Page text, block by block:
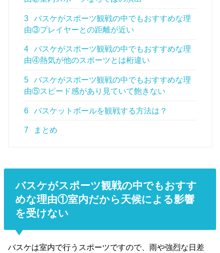
3
バスケがスポーツ観戦の中でもおすすめな理
由③プレイヤーとの距離が近い
4
バスケがスポーツ観戦の中でもおすすめな理
由④熱気が他のスポーツとは桁違い
5
バスケがスポーツ観戦の中でもおすすめな理
由⑤スピード感があり見ていて飽きない
6 バスケットボールを観戦する方法は？
7 まとめ
バスケがスポーツ観戦の中でもおすす
めな理由①室内だから天候による影響
を受けない
バスケは室内で行うスポーツですので、雨や強烈な日差